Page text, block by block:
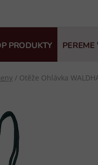
PRODUKTY
/ Otěže Ohlávka